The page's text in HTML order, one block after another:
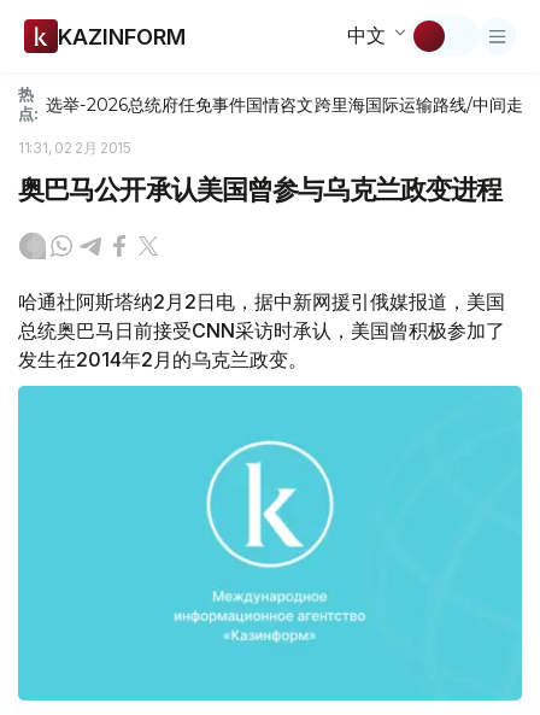
KAZINFORM 中文
热
点: 选举-2026总统府任免事件国情咨文跨里海国际运输路线/中间走廊
11:31, 02 2月 2015
奥巴马公开承认美国曾参与乌克兰政变进程
哈通社阿斯塔纳2月2日电，据中新网援引俄媒报道，美国
总统奥巴马日前接受CNN采访时承认，美国曾积极参加了
发生在2014年2月的乌克兰政变。